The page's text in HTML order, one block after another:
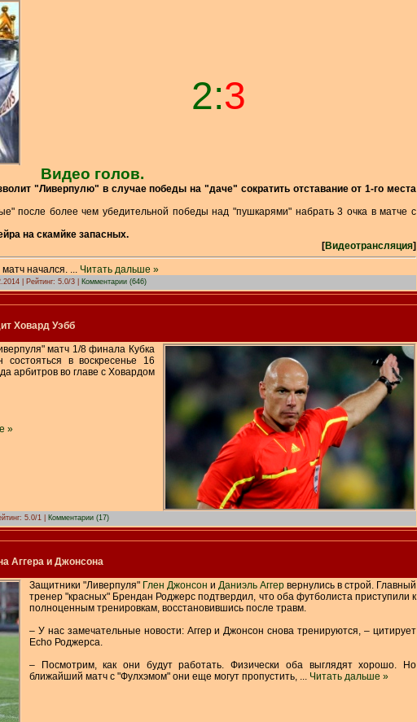
2:3
Видео голов.
"Ливерпулю" в случае победы на "даче" сократить отставание от 1-го места
после более чем убедительной победы над "пушкарями" набрать 3 очка в матче с
на скамйке запасных.
[Видеотрансляция]
начался. Читать дальше »
| Рейтинг: 5.0/3 | Комментарии (646)
Ховард Уэбб
матч 1/8 финала Кубка
в воскресенье 16
арбитров во главе с Ховардом
»
5.0/1 | Комментарии (17)
Аггера и Джонсона
Защитники "Ливерпуля" Глен Джонсон и Даниэль Аггер вернулись в строй. Главный
тренер "красных" Брендан Роджерс подтвердил, что оба футболиста приступили к
полноценным тренировкам, восстановившись после травм.
– У нас замечательные новости: Аггер и Джонсон снова тренируются, – цитирует
Echo Роджерса.
– Посмотрим, как они будут работать. Физически оба выглядят хорошо. Но
ближайший матч с "Фулхэмом" они еще могут пропустить,
Читать дальше »